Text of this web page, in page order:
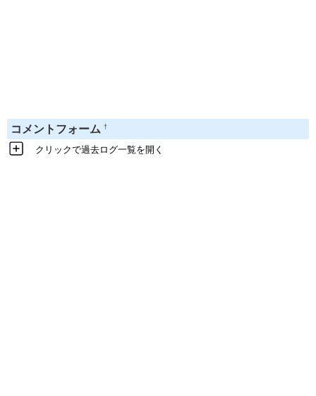
コメントフォーム †
クリックで過去ログ一覧を開く